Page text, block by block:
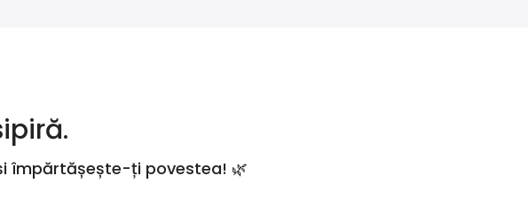
împărtășește-ți povestea! 🌿